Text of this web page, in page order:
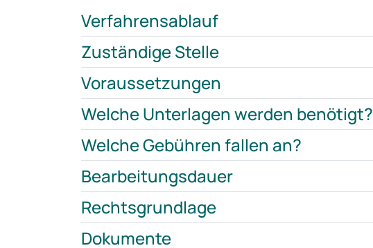
Verfahrensablauf
Zuständige Stelle
Voraussetzungen
Welche Unterlagen werden benötigt?
Welche Gebühren fallen an?
Bearbeitungsdauer
Rechtsgrundlage
Dokumente